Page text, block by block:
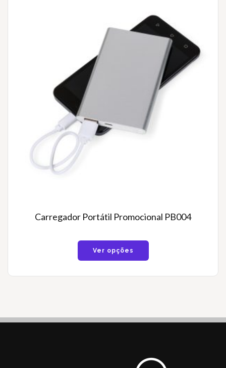
Carregador Portátil Promocional PB004
Ver opções